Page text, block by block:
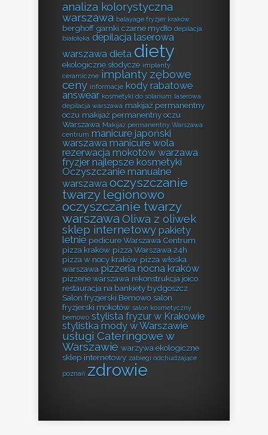
analiza kolorystyczna
warszawa balayage fryzjer kraków
berghoff garnki czarne mydło depilacja
białołęka depilacja laserowa
warszawa dieta diety
ekologiczne słodycze implanty
ceramiczne implanty zębowe
ceny informacje kody rabatowe
answear kosmetyki do solarium laserowa
depilacja warszawa makijaż permanentny
oczu makijaż permanentny oczu
Warszawa Makijaż permanentny Warszawa
centrum manicure japoński
warszawa manicure wola
rezerwacja mokotów warzawa
fryzjer najlepsze kosmetyki
Oczyszczanie manualne
warszawa oczyszczanie
twarzy legionowo
oczyszczanie twarzy
warszawa Oliwa z oliwek
sklep internetowy pakiety
letnie pedicure Warszawa Centrum
pizza kraków pizza Warszawa 24h
pizza w nocy kraków pizza włoska
warszawa pizzeria nocna kraków
pizzerie warszawa rekonstrukcja joico
restauracja na bankiety bydgoszcz
Salon fryzjerski Bemowo salon
fryzjerski mokotów salon kosmetyczny
bemowo stylista fryzur w Krakowie
stylistka mody w Warszawie
usługi Cateringowe w
Warszawie warzywa ekologiczne
sklep internetowy zabiegi odchudzające
poznań zdrowie